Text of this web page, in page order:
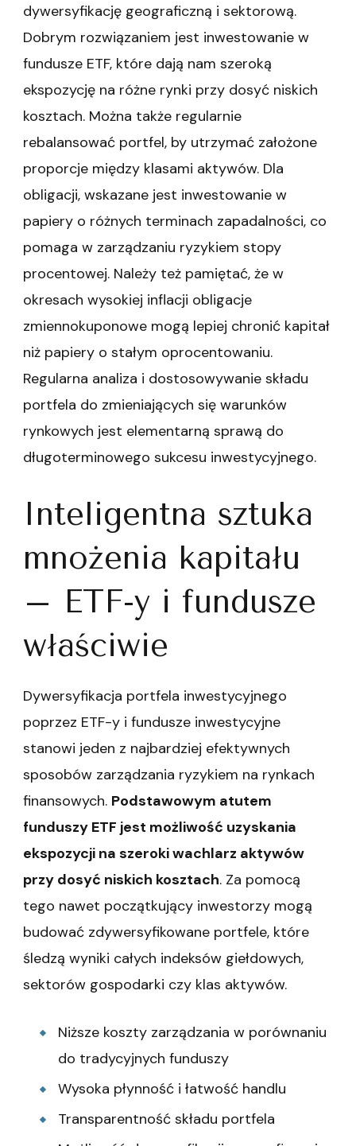
dywersyfikację geograficzną i sektorową.
Dobrym rozwiązaniem jest inwestowanie w
fundusze ETF, które dają nam szeroką
ekspozycję na różne rynki przy dosyć niskich
kosztach. Można także regularnie
rebalansować portfel, by utrzymać założone
proporcje między klasami aktywów. Dla
obligacji, wskazane jest inwestowanie w
papiery o różnych terminach zapadalności, co
pomaga w zarządzaniu ryzykiem stopy
procentowej. Należy też pamiętać, że w
okresach wysokiej inflacji obligacje
zmiennokuponowe mogą lepiej chronić kapitał
niż papiery o stałym oprocentowaniu.
Regularna analiza i dostosowywanie składu
portfela do zmieniających się warunków
rynkowych jest elementarną sprawą do
długoterminowego sukcesu inwestycyjnego.
Inteligentna sztuka
mnożenia kapitału
– ETF-y i fundusze
właściwie
Dywersyfikacja portfela inwestycyjnego
poprzez ETF-y i fundusze inwestycyjne
stanowi jeden z najbardziej efektywnych
sposobów zarządzania ryzykiem na rynkach
finansowych. Podstawowym atutem
funduszy ETF jest możliwość uzyskania
ekspozycji na szeroki wachlarz aktywów
przy dosyć niskich kosztach. Za pomocą
tego nawet początkujący inwestorzy mogą
budować zdywersyfikowane portfele, które
śledzą wyniki całych indeksów giełdowych,
sektorów gospodarki czy klas aktywów.
Niższe koszty zarządzania w porównaniu
do tradycyjnych funduszy
Wysoka płynność i łatwość handlu
Transparentność składu portfela